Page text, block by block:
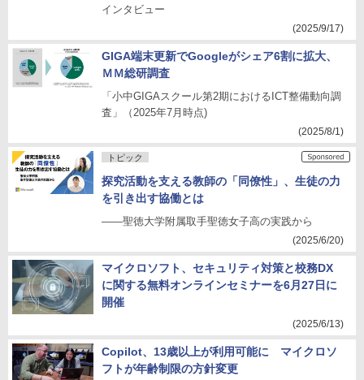
インタビュー
(2025/9/17)
GIGA端末更新でGoogleがシェア6割に拡大、
ＭＭ総研調査
「小中GIGAスクール第2期におけるICT整備動向調
査」（2025年7月時点)
(2025/8/1)
トピック
探究活動を支える教師の「同僚性」、生徒の力
を引き出す協働とは
――聖徳大学附属取手聖徳女子高の実践から
(2025/6/20)
マイクロソフト、セキュリティ対策と校務DX
に関する無料オンラインセミナーを6月27日に
開催
(2025/6/13)
Copilot、13歳以上が利用可能に マイクロソ
フトが年齢制限の方針変更